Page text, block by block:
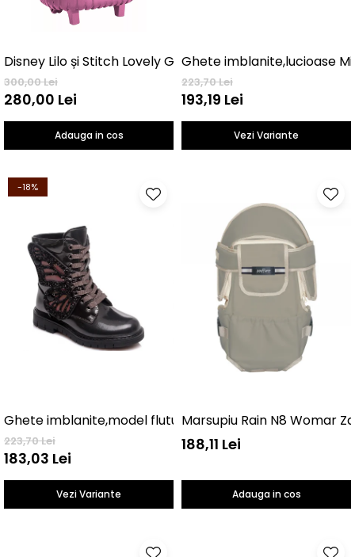
Disney Lilo și Stitch Lovely Geantă școlară premium cu
300,00 Lei
280,00 Lei
Adauga in cos
Ghete imblanite,lucioase
223,70 Lei
193,19 Lei
Vezi Variante
-18%
Ghete imblanite,model fluture
223,70 Lei
183,03 Lei
Vezi Variante
Marsupiu Rain N8 Womar
188,11 Lei
Adauga in cos